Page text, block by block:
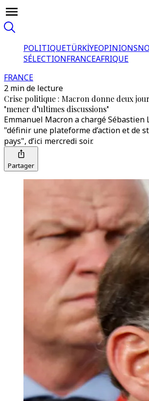
POLITIQUETÜRKİYEOPINIONS
SÉLECTIONFRANCEAFRIQUE
FRANCE
2 min de lecture
Crise politique : Macron donne deux
"mener d’ultimes discussions"
Emmanuel Macron a chargé Sébastien
"définir une plateforme d’action et de
pays", d’ici mercredi soir.
Partager